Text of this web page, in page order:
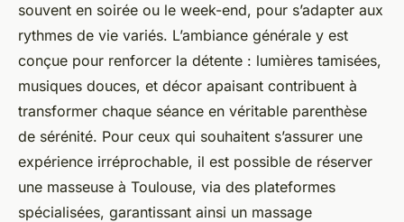
souvent en soirée ou le week-end, pour s’adapter aux
rythmes de vie variés. L’ambiance générale y est
conçue pour renforcer la détente : lumières tamisées,
musiques douces, et décor apaisant contribuent à
transformer chaque séance en véritable parenthèse
de sérénité. Pour ceux qui souhaitent s’assurer une
expérience irréprochable, il est possible de réserver
une masseuse à Toulouse, via des plateformes
spécialisées, garantissant ainsi un massage